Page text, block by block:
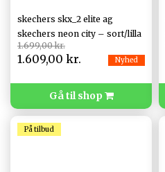
skechers skx_2 elite ag
skechers neon city – sort/lilla
1.699,00 kr.
1.609,00 kr. Nyhed
Gå til shop
På tilbud